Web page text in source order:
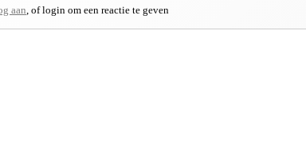
aan, of login om een reactie te geven